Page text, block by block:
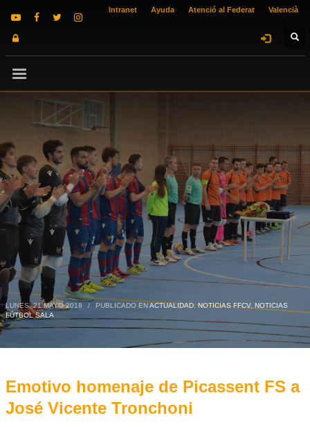
Intranet Ayuda Atenció al Federat Valencià
LUNES, 21 MAYO 2018 / PUBLICADO ENACTUALIDAD,NOTICIAS FFCV, NOTICIAS
FÚTBOL SALA
Emotivo homenaje de Picassent FS a
José Vicente Tronchoni